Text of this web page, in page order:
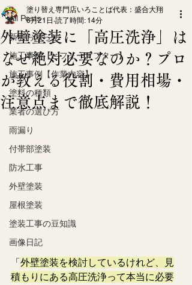
All Posts
新着お知らせ
施工事例【ビフォーアフター】
施工事例【作業内容】
塗料の種類
業者の選び方
雨漏り
付帯部塗装
防水工事
外壁塗装
屋根塗装
塗装工事の豆知識
画像日記
外壁塗装に「高圧洗浄」は
なぜ絶対必要なのか？プロ
が教える役割・費用相場・
注意点まで徹底解説！
塗り替え専門店いろことば代表：盛合大翔
6月21日 読了時間: 14分
「 外壁塗装を検討しているけれど、見
積もりにある高圧洗浄って本当に必要